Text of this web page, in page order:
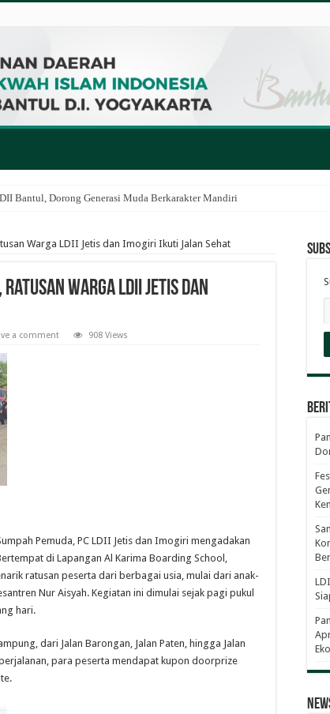
Bantul, Dorong Generasi Muda Berkarakter Mandiri
Warga LDII Jetis dan Imogiri Ikuti Jalan Sehat
Warga LDII Jetis dan
a comment 908 Views
Pemuda, PC LDII Jetis dan Imogiri mengadakan
di Lapangan Al Karima Boarding School,
ratusan peserta dari berbagai usia, mulai dari anak-
Nur Aisyah. Kegiatan ini dimulai sejak pagi pukul
hari.
dari Jalan Barongan, Jalan Paten, hingga Jalan
para peserta mendapat kupon doorprize